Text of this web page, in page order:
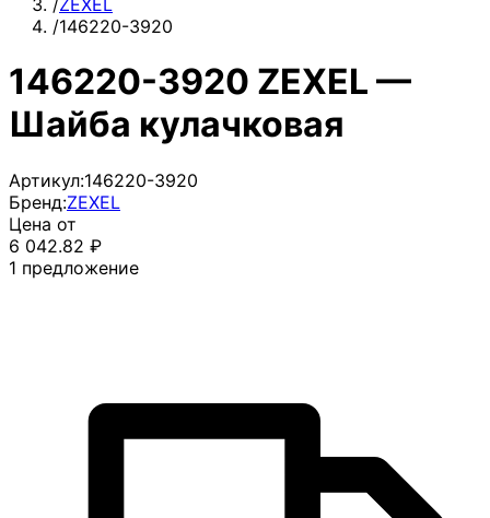
/ZEXEL
/146220-3920
146220-3920 ZEXEL —
Шайба кулачковая
Артикул:146220-3920
Бренд:ZEXEL
Цена от
6 042.82 ₽
1 предложение